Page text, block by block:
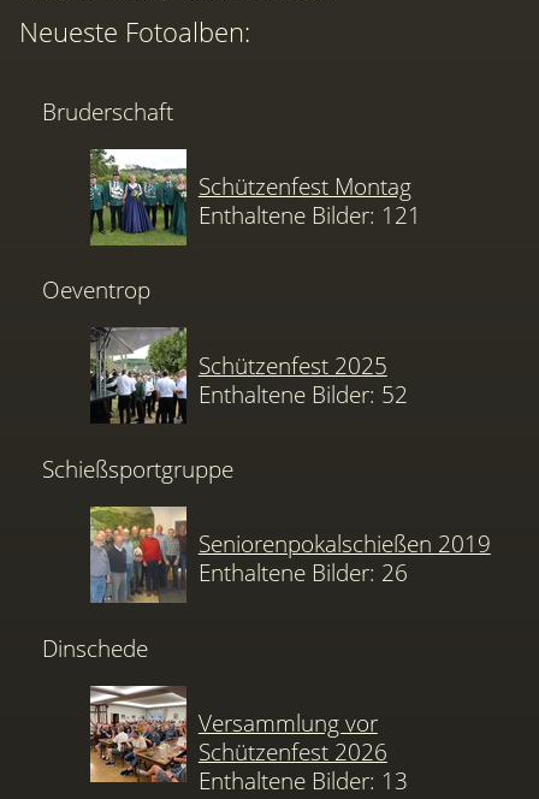
Neueste Fotoalben:
Bruderschaft
Schützenfest Montag
Enthaltene Bilder: 121
Oeventrop
Schützenfest 2025
Enthaltene Bilder: 52
Schießsportgruppe
Seniorenpokalschießen 2019
Enthaltene Bilder: 26
Dinschede
Versammlung vor
Schützenfest 2026
Enthaltene Bilder: 13